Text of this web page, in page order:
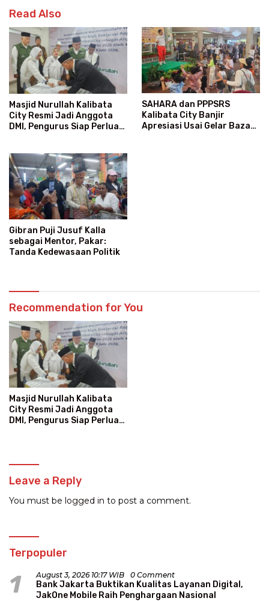
Read Also
Masjid Nurullah Kalibata
City Resmi Jadi Anggota
DMI, Pengurus Siap Perluas
SAHARA dan PPPSRS
Kalibata City Banjir
Apresiasi Usai Gelar Bazaar
Gibran Puji Jusuf Kalla
sebagai Mentor, Pakar:
Tanda Kedewasaan Politik
Recommendation for You
Masjid Nurullah Kalibata
City Resmi Jadi Anggota
DMI, Pengurus Siap Perluas
Leave a Reply
You must be logged in to post a comment.
Terpopuler
1 August 3, 2026 10:17 WIB 0 Comment
Bank Jakarta Buktikan Kualitas Layanan Digital,
JakOne Mobile Raih Penghargaan Nasional